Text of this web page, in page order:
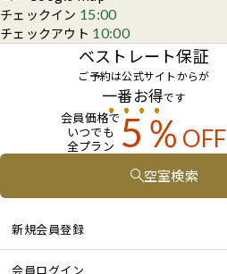
チェックイン 15:00
チェックアウト 10:00
ベストレート保証
ご予約は公式サイトからが
一番お得です
会員価格で
いつでも
全プラン 5％ OFF
空室検索
新規会員登録
会員ログイン